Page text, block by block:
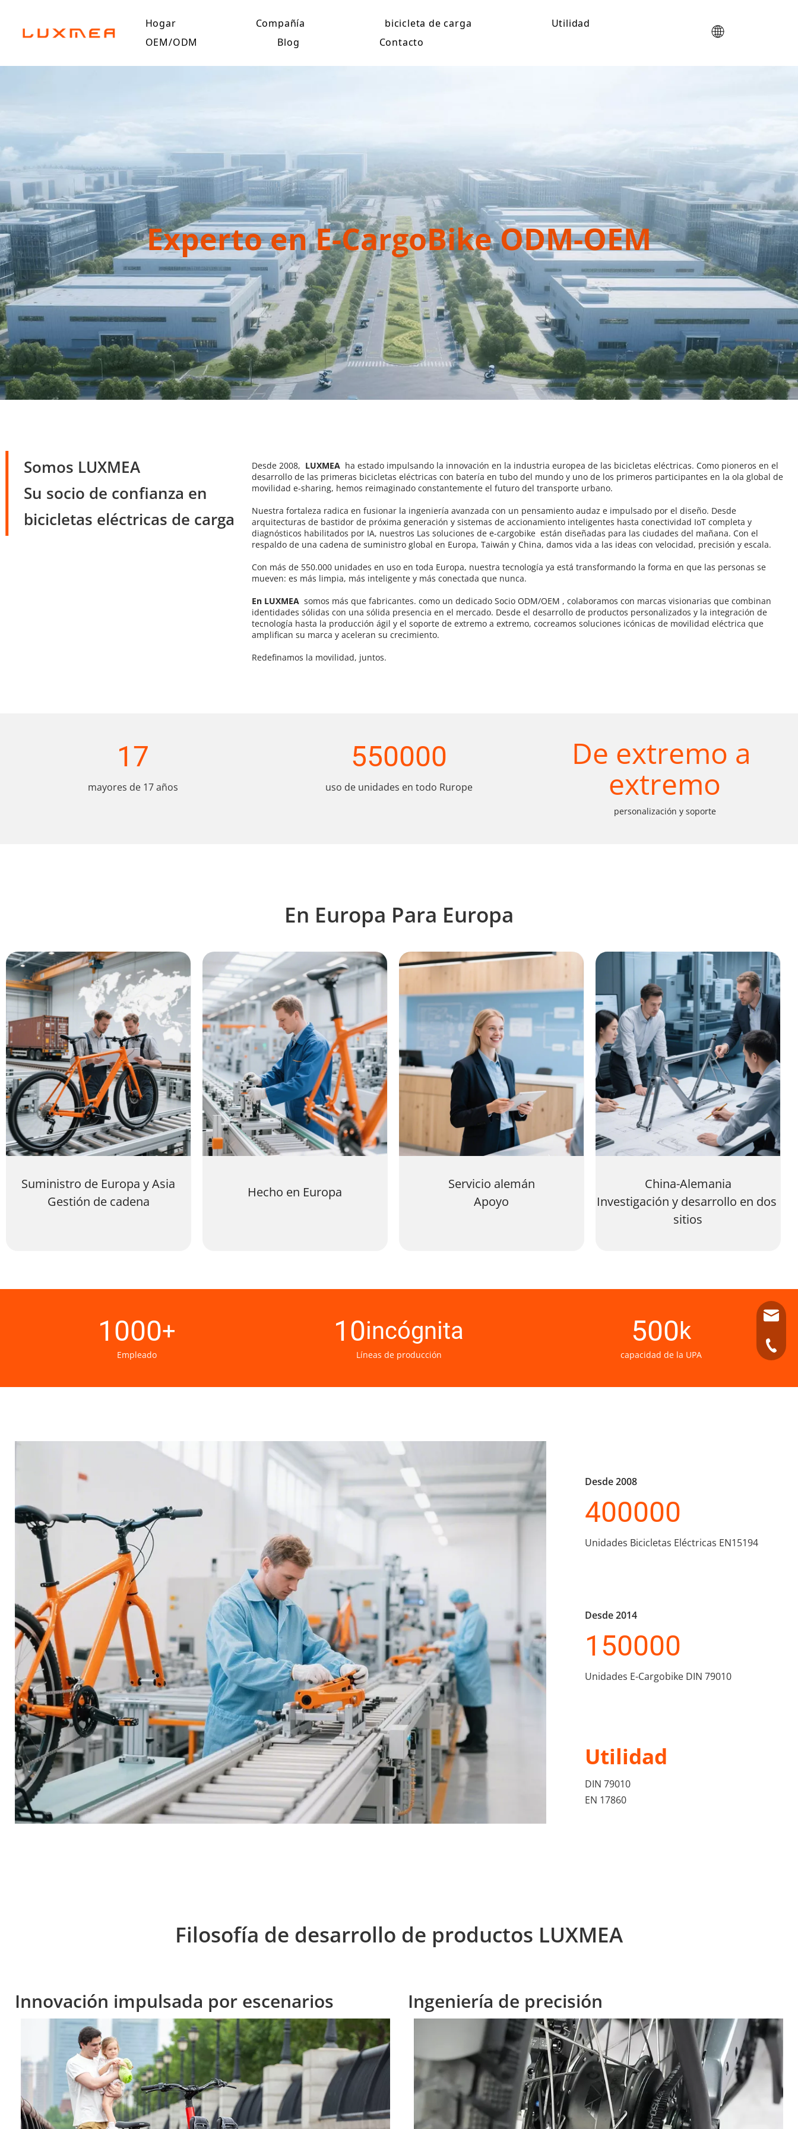
Hogar Compañía bicicleta de carga
Utilidad
OEM/ODM
Blog Contacto
Experto en E-CargoBike ODM-OEM
Somos LUXMEA
Su socio de confianza en
bicicletas eléctricas de carga
Desde 2008, LUXMEA ha estado impulsando la innovación en la industria europea de las bicicletas eléctricas. Como pioneros en el
desarrollo de las primeras bicicletas eléctricas con batería en tubo del mundo y uno de los primeros participantes en la ola global de
movilidad e-sharing, hemos reimaginado constantemente el futuro del transporte urbano.
Nuestra fortaleza radica en fusionar la ingeniería avanzada con un pensamiento audaz e impulsado por el diseño. Desde
arquitecturas de bastidor de próxima generación y sistemas de accionamiento inteligentes hasta conectividad IoT completa y
diagnósticos habilitados por IA, nuestros Las soluciones de e-cargobike están diseñadas para las ciudades del mañana. Con el
respaldo de una cadena de suministro global en Europa, Taiwán y China, damos vida a las ideas con velocidad, precisión y escala.
Con más de 550.000 unidades en uso en toda Europa, nuestra tecnología ya está transformando la forma en que las personas se
mueven: es más limpia, más inteligente y más conectada que nunca.
En LUXMEA somos más que fabricantes. como un dedicado Socio ODM/OEM , colaboramos con marcas visionarias que combinan
identidades sólidas con una sólida presencia en el mercado. Desde el desarrollo de productos personalizados y la integración de
tecnología hasta la producción ágil y el soporte de extremo a extremo, cocreamos soluciones icónicas de movilidad eléctrica que
amplifican su marca y aceleran su crecimiento.
Redefinamos la movilidad, juntos.
17
mayores de 17 años
550000
uso de unidades en todo Rurope
De extremo a
extremo
personalización y soporte
En Europa Para Europa
Suministro de Europa y Asia
Gestión de cadena
Hecho en Europa
Servicio alemán
Apoyo
China-Alemania
Investigación y desarrollo en dos
sitios
1000+
Empleado
10incógnita
Líneas de producción
500k
capacidad de la UPA
Desde 2008
400000
Unidades Bicicletas Eléctricas EN15194
Desde 2014
150000
Unidades E-Cargobike DIN 79010
Utilidad
DIN 79010
EN 17860
Filosofía de desarrollo de productos LUXMEA
Innovación impulsada por escenarios Ingeniería de precisión
+49